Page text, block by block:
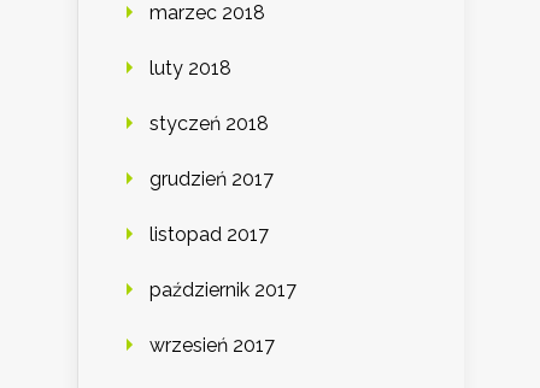
marzec 2018
luty 2018
styczeń 2018
grudzień 2017
listopad 2017
październik 2017
wrzesień 2017